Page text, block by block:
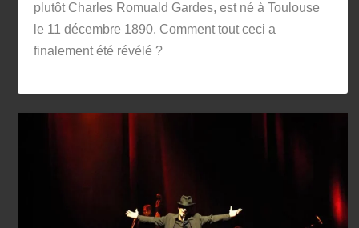
plutôt Charles Romuald Gardes, est né à Toulouse
le 11 décembre 1890. Comment tout ceci a
finalement été révélé ?